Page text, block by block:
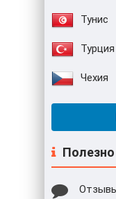
Тунис
Турция
Чехия